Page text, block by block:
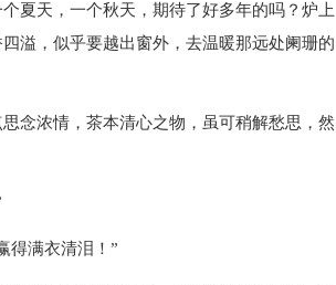
夏天，一个秋天，期待了好多年的吗？炉上
溢，似乎要越出窗外，去温暖那远处阑珊的
念浓情，茶本清心之物，虽可稍解愁思，然
得满衣清泪！”